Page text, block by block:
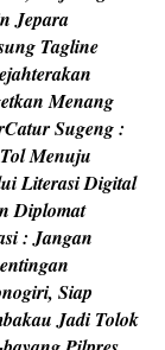
n Jepara
ung Tagline
ejahterakan
etkan Menang
CaturSugeng:
TolMenuju
uiLiterasiDigital
n Diplomat
si: Jangan
entingan
nogiri, Siap
bakau Jadi Tolok